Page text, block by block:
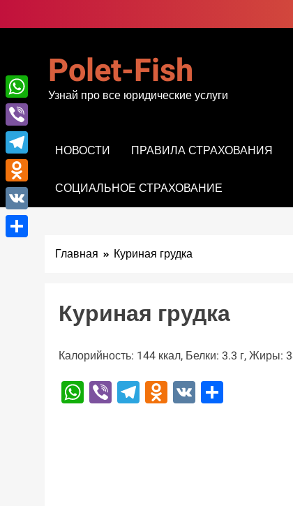
к
Polet-Fish
Узнай про все юридические услуги
НОВОСТИ ПРАВИЛА СТРАХОВАНИЯ
СОЦИАЛЬНОЕ СТРАХОВАНИЕ
Главная Куриная грудка
Куриная грудка
Калорийность: 144 ккал, Белки: 3.3 г, Жиры:
WhatsApp
ViberTelegram
Odnoklassniki
VK
WhatsApp
Viber
Telegram
Odnoklassniki
VK
Отправить